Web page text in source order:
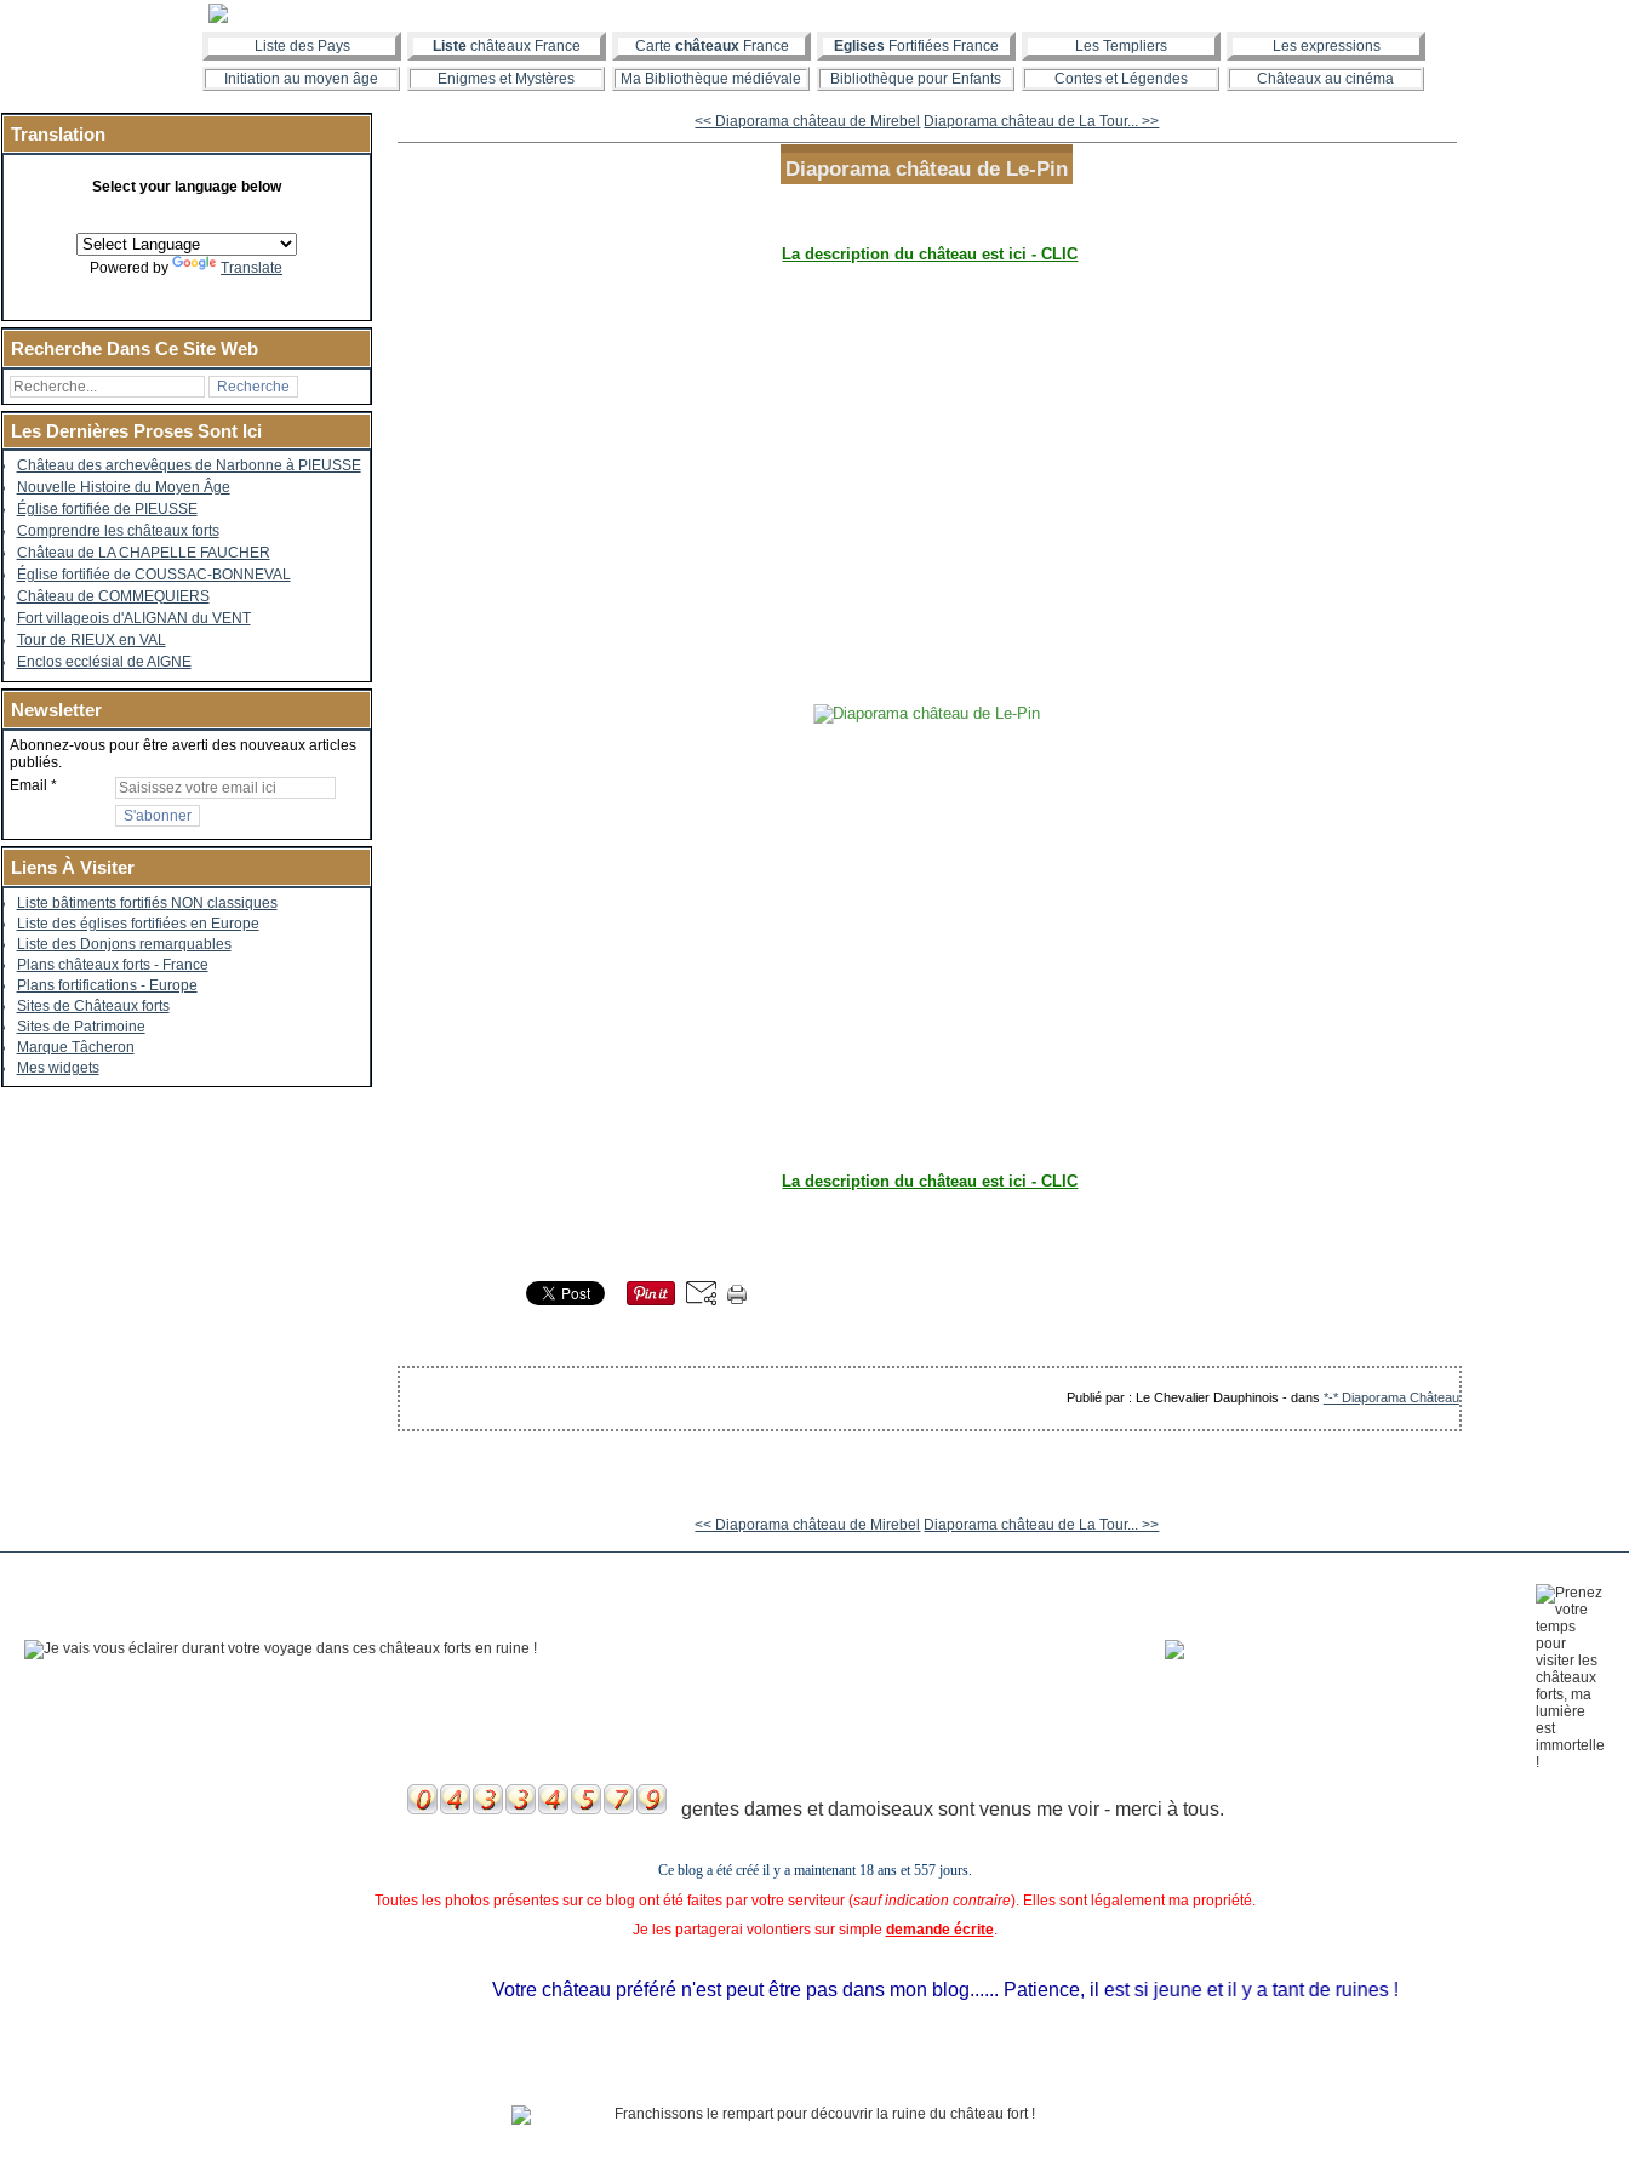
Liste des Pays Liste châteaux France Carte châteauxFrance Eglises Fortifiées France Les Templiers
Les expressions
Initiation au moyen âge
Enigmes et Mystères Ma Bibliothèque médiévale Bibliothèque pour Enfants Contes et Légendes Châteaux au cinéma
Translation
Select your language below
Powered by Translate
Recherche Dans Ce Site Web
Les Dernières Proses Sont Ici
Château des archevêques de Narbonne à PIEUSSE
Nouvelle Histoire du Moyen Âge
Église fortifiée de PIEUSSE
Comprendre les châteaux forts
Château de LA CHAPELLE FAUCHER
Église fortifiée de COUSSAC-BONNEVAL
Château de COMMEQUIERS
Fort villageois d'ALIGNAN du VENT
Tour de RIEUX en VAL
Enclos ecclésial de AIGNE
Newsletter
Abonnez-vous pour être averti des nouveaux articles
publiés.
Email
Liens À Visiter
Liste bâtiments fortifiés NON classiques
Liste des églises fortifiées en Europe
Liste des Donjons remarquables
Plans châteaux forts - France
Plans fortifications - Europe
Sites de Châteaux forts
Sites de Patrimoine
Marque Tâcheron
Mes widgets
<< Diaporama château de Mirebel Diaporama château de La Tour... >>
Diaporama château de Le-Pin
La description du château est ici - CLIC
La description du château est ici - CLIC
Publié par : Le Chevalier Dauphinois -dans *-* Diaporama Château
<< Diaporama château de Mirebel Diaporama château de La Tour... >>
gentes dames et damoiseaux sont venus me voir - merci à tous.
Ce blog a été créé il y a maintenant 18 ans et557 jours.
Toutes les photos présentes sur ce blog ont été faites par votre serviteur (sauf indication contraire). Elles sont légalement ma propriété.
Je les partagerai volontiers sur simple demande écrite.
Votre château préféré n'est peut être pas dans mon blog...... Patience, il est si jeune et il y a tant de ruines !